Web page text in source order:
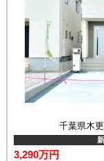
千葉県木
3,290万円